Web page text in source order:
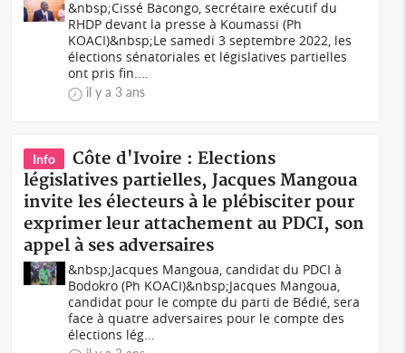
&nbsp;Cissé Bacongo, secrétaire exécutif du
RHDP devant la presse à Koumassi (Ph
KOACI)&nbsp;Le samedi 3 septembre 2022, les
élections sénatoriales et législatives partielles
ont pris fin....
il y a 3 ans
Info
Côte d'Ivoire : Elections
législatives partielles, Jacques Mangoua
invite les électeurs à le plébisciter pour
exprimer leur attachement au PDCI, son
appel à ses adversaires
&nbsp;Jacques Mangoua, candidat du PDCI à
Bodokro (Ph KOACI) &nbsp;Jacques Mangoua,
candidat pour le compte du parti de Bédié, sera
face à quatre adversaires pour le compte des
élections lég...